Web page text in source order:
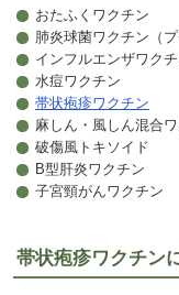
おたふくワクチン
肺炎球菌ワクチン（
インフルエンザワク
水痘ワクチン
帯状疱疹ワクチン
麻しん・風しん混合ワ
破傷風トキソイド
B型肝炎ワクチン
子宮頸がんワクチン
帯状疱疹ワクチン